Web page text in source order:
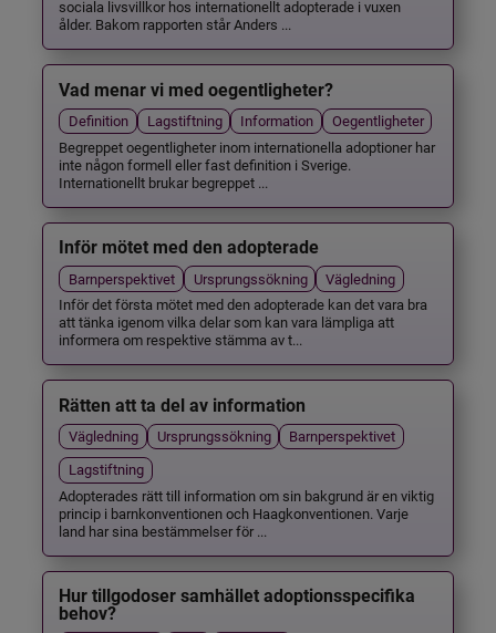
sociala livsvillkor hos internationellt adopterade i vuxen
ålder. Bakom rapporten står Anders ...
Vad menar vi med oegentligheter?
Definition Lagstiftning Information
Oegentligheter
Begreppet oegentligheter inom internationella adoptioner har
inte någon formell eller fast definition i Sverige.
Internationellt brukar begreppet ...
Inför mötet med den adopterade
Barnperspektivet Ursprungssökning
Vägledning
Inför det första mötet med den adopterade kan det vara bra
att tänka igenom vilka delar som kan vara lämpliga att
informera om respektive stämma av t...
Rätten att ta del av information
Vägledning Ursprungssökning
Barnperspektivet
Lagstiftning
Adopterades rätt till information om sin bakgrund är en viktig
princip i barnkonventionen och Haagkonventionen. Varje
land har sina bestämmelser för ...
Hur tillgodoser samhället adoptionsspecifika
behov?